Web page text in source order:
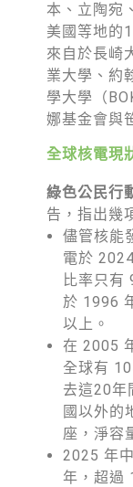
投書及專欄
工作側記
出版及義賣品
徵才資訊
活動行事曆
活動紀錄
教育推廣申請
加入志工
本、立陶宛
美國等地的
來自於長崎
業大學、約
學大學（
娜基金會與
全球核電現
綠色公民行
告，指出幾
儘管核能
電於
比率只有
於 1996
以上。
在 2005
全球有
去這20年
國以外的
座，淨容
2025 年
年，超過